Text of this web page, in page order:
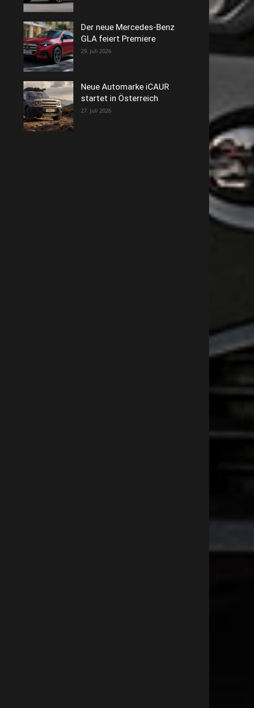
Der neue Mercedes-Benz
GLA feiert Premiere
29. Juli 2026
Neue Automarke iCAUR
startet in Österreich
27. Juli 2026